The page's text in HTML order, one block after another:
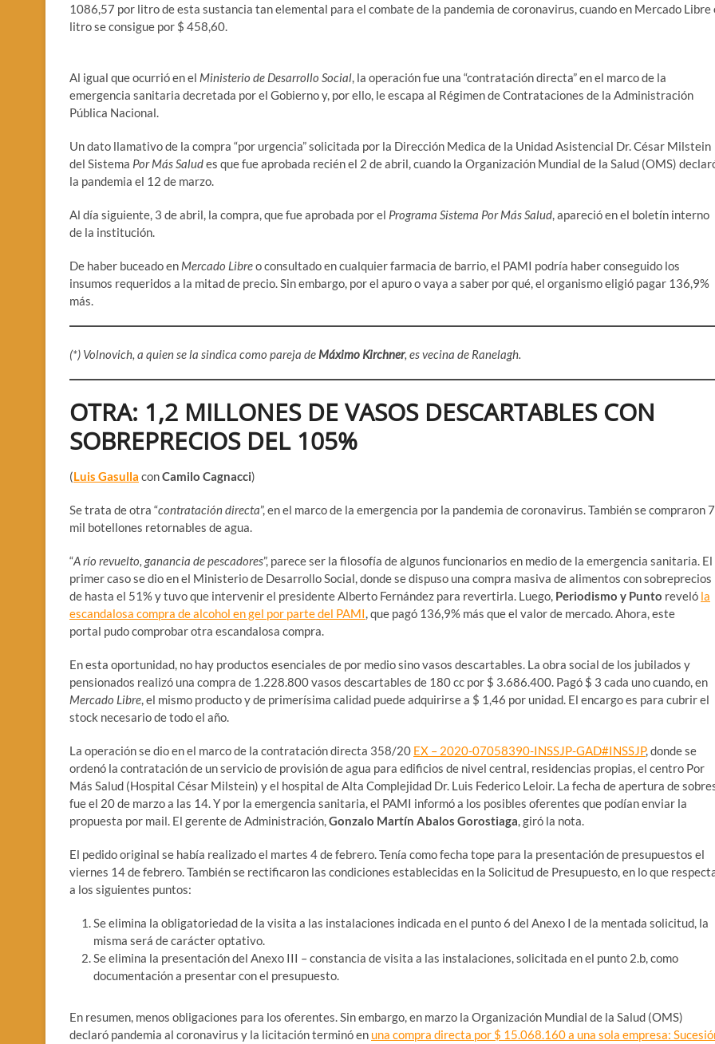
1086,57 por litro de esta sustancia tan elemental para el combate de la pandemia de coronavirus, cuando en Mercado Libre
litro se consigue por $ 458,60.
Al igual que ocurrió en el Ministerio de Desarrollo Social, la operación fue una “contratación directa” en el marco de la
emergencia sanitaria decretada por el Gobierno y, por ello, le escapa al Régimen de Contrataciones de la Administración
Pública Nacional.
Un dato llamativo de la compra “por urgencia” solicitada por la Dirección Medica de la Unidad Asistencial Dr. César Milstein
del Sistema Por Más Saludes que fue aprobada recién el 2 de abril, cuando la Organización Mundial de la Salud (OMS)
la pandemia el 12 de marzo.
Al día siguiente, 3 de abril, la compra, que fue aprobada por el Programa Sistema Por Más Salud, apareció en el boletín interno
de la institución.
De haber buceado en Mercado Libreo consultado en cualquier farmacia de barrio, el PAMI podría haber conseguido los
insumos requeridos a la mitad de precio. Sin embargo, por el apuro o vaya a saber por qué, el organismo eligió pagar 136,9%
más.
(*) Volnovich, a quien se la sindica como pareja deMáximo Kirchner, es vecina de Ranelagh.
OTRA: 1,2 MILLONES DE VASOS DESCARTABLES CON
SOBREPRECIOS DEL 105%
(Luis Gasulla conCamilo Cagnacci)
Se trata de otra “contratación directa”, en el marco de la emergencia por la pandemia de coronavirus. También se compraron
mil botellones retornables de agua.
“A río revuelto, ganancia de pescadores”, parece ser la filosofía de algunos funcionarios en medio de la emergencia sanitaria. El
primer caso se dio en el Ministerio de Desarrollo Social, donde se dispuso una compra masiva de alimentos con sobreprecios
de hasta el 51% y tuvo que intervenir el presidente Alberto Fernández para revertirla. Luego, Periodismo y Punto reveló la
escandalosa compra de alcohol en gel por parte del PAMI, que pagó 136,9% más que el valor de mercado. Ahora, este
portal pudo comprobar otra escandalosa compra.
En esta oportunidad, no hay productos esenciales de por medio sino vasos descartables. La obra social de los jubilados y
pensionados realizó una compra de 1.228.800 vasos descartables de 180 cc por $ 3.686.400. Pagó $ 3 cada uno cuando, en
Mercado Libre, el mismo producto y de primerísima calidad puede adquirirse a $ 1,46 por unidad. El encargo es para cubrir el
stock necesario de todo el año.
La operación se dio en el marco de la contratación directa 358/20 EX – 2020-07058390-INSSJP-GAD#INSSJP, donde se
ordenó la contratación de un servicio de provisión de agua para edificios de nivel central, residencias propias, el centro Por
Más Salud (Hospital César Milstein) y el hospital de Alta Complejidad Dr. Luis Federico Leloir. La fecha de apertura de
fue el 20 de marzo a las 14. Y por la emergencia sanitaria, el PAMI informó a los posibles oferentes que podían enviar la
propuesta por mail. El gerente de Administración,Gonzalo Martín Abalos Gorostiaga, giró la nota.
El pedido original se había realizado el martes 4 de febrero. Tenía como fecha tope para la presentación de presupuestos el
viernes 14 de febrero. También se rectificaron las condiciones establecidas en la Solicitud de Presupuesto, en lo que
a los siguientes puntos:
Se elimina la obligatoriedad de la visita a las instalaciones indicada en el punto 6 del Anexo I de la mentada solicitud, la
misma será de carácter optativo.
Se elimina la presentación del Anexo III – constancia de visita a las instalaciones, solicitada en el punto 2.b, como
documentación a presentar con el presupuesto.
En resumen, menos obligaciones para los oferentes. Sin embargo, en marzo la Organización Mundial de la Salud (OMS)
declaró pandemia al coronavirus y la licitación terminó en una compra directa por $ 15.068.160 a una sola empresa: